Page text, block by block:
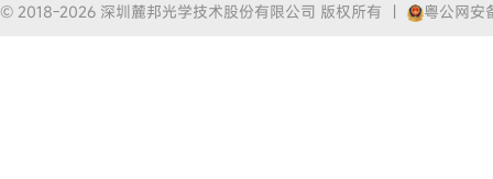
© 2018-2026 深圳麓邦光学技术股份有限公司 版权所有 粤公网安